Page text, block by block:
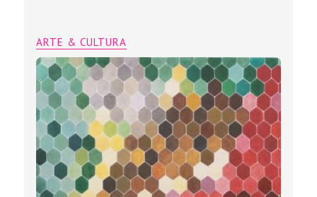
ARTE & CULTURA